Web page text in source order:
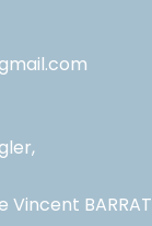
Vincent BARRAT